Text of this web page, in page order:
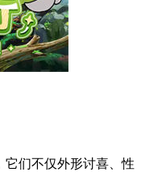
们不仅外形讨喜、性